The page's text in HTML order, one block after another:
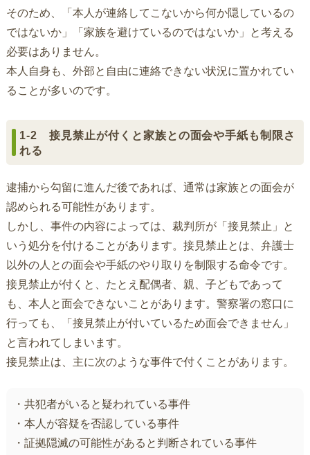
そのため、「本人が連絡してこないから何か隠しているの
ではないか」「家族を避けているのではないか」と考える
必要はありません。
本人自身も、外部と自由に連絡できない状況に置かれてい
ることが多いのです。
1-2 接見禁止が付くと家族との面会や手紙も制限さ
れる
逮捕から勾留に進んだ後であれば、通常は家族との面会が
認められる可能性があります。
しかし、事件の内容によっては、裁判所が「接見禁止」と
いう処分を付けることがあります。接見禁止とは、弁護士
以外の人との面会や手紙のやり取りを制限する命令です。
接見禁止が付くと、たとえ配偶者、親、子どもであって
も、本人と面会できないことがあります。警察署の窓口に
行っても、「接見禁止が付いているため面会できません」
と言われてしまいます。
接見禁止は、主に次のような事件で付くことがあります。
・共犯者がいると疑われている事件
・本人が容疑を否認している事件
・証拠隠滅の可能性があると判断されている事件